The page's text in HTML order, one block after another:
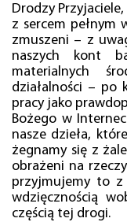
Drodzy Przyjaciele,
z sercem pełnym
zmuszeni – z
naszych kont
materialnych
działalności – po
pracy jako
Bożego w
nasze dzieła,
żegnamy się z
obrażeni na
przyjmujemy to z
wdzięcznością
częścią tej drogi.